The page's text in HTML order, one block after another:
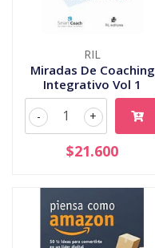
RIL
Miradas De Coaching
Integrativo Vol 1
+
-
$21.600